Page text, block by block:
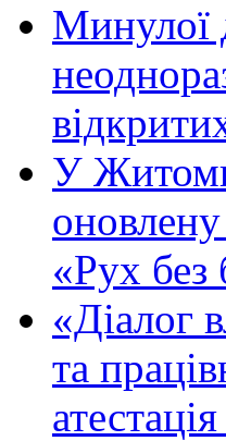
Минулої
У
«Рух без
«Діалог
та